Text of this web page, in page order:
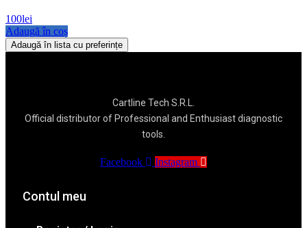
100lei
Adaugă în coș
Adaugă în lista cu preferințe
Cartline Tech S.R.L.
Official distributor of Professional and Enthusiast diagnostic
tools.
Facebook Instagram
Contul meu